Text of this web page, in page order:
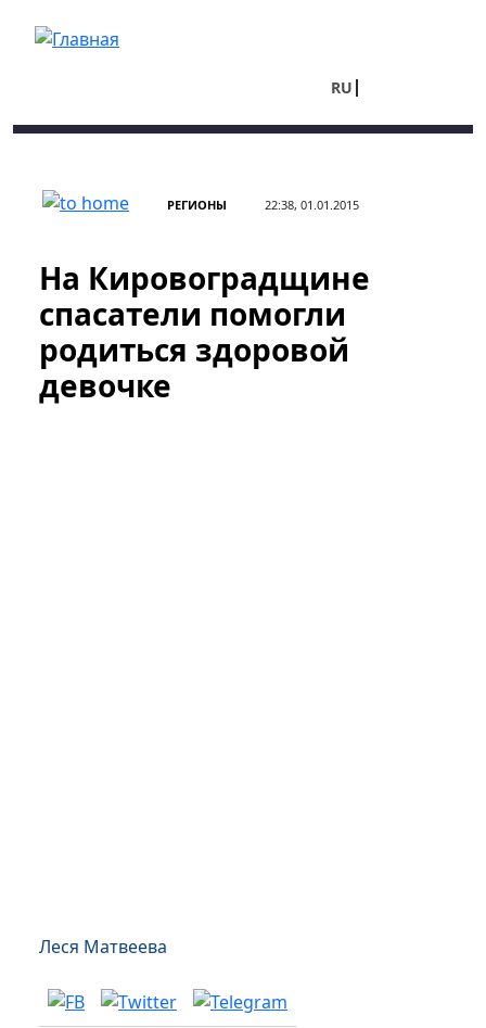
RU
РЕГИОНЫ 22:38, 01.01.2015
На Кировоградщине
спасатели помогли
родиться здоровой
девочке
Леся Матвеева